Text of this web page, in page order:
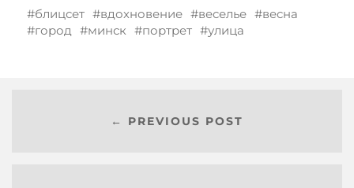
блицсет
вдохновение веселье
весна
город
минск портрет улица
← PREVIOUS POST